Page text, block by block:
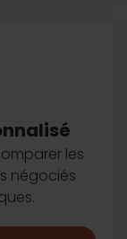
les
négociés